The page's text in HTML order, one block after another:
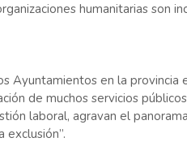
humanitarias son
Ayuntamientos en la provincia
de muchos servicios públicos
laboral, agravan el